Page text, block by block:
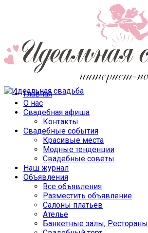
Главная
О нас
Свадебная афиша
Контакты
Свадебные события
Красивые места
Модные тенденции
Свадебные советы
Наш журнал
Объявления
Все объявления
Разместить объявление
Салоны платьев
Ателье
Банкетные залы, Рестораны